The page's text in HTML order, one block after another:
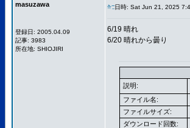
masuzawa
登録日: 2005.04.09
記事: 3983
所在地: SHIOJIRI
日時: Sat Jun 21, 2025
6/19 晴れ
6/20 晴れから曇り
説明:
ファイル名:
ファイルサイズ:
ダウンロード回数: